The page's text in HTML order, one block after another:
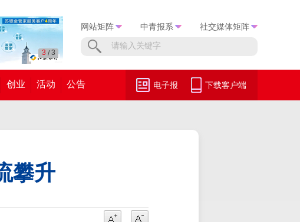
1 / 3
网站矩阵 中青报系 社交媒体矩阵
创业 活动 公告 电子报 下载客户端
攀升